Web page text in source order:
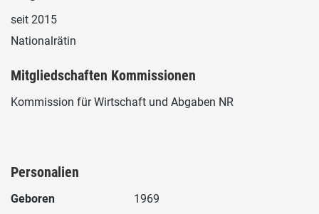
seit 2015
Nationalrätin
Mitgliedschaften Kommissionen
Kommission für Wirtschaft und Abgaben NR
Personalien
Geboren 1969